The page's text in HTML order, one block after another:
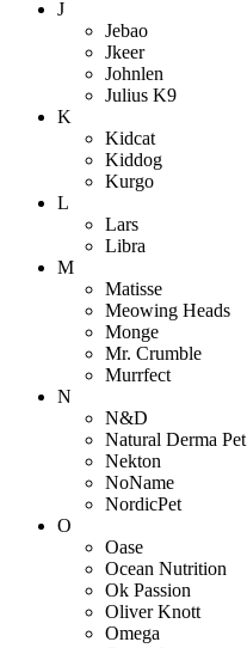
J
Jebao
Jkeer
Johnlen
Julius K9
K
Kidcat
Kiddog
Kurgo
L
Lars
Libra
M
Matisse
Meowing Heads
Monge
Mr. Crumble
Murrfect
N
N&D
Natural Derma Pet
Nekton
NoName
NordicPet
O
Oase
Ocean Nutrition
Ok Passion
Oliver Knott
Omega